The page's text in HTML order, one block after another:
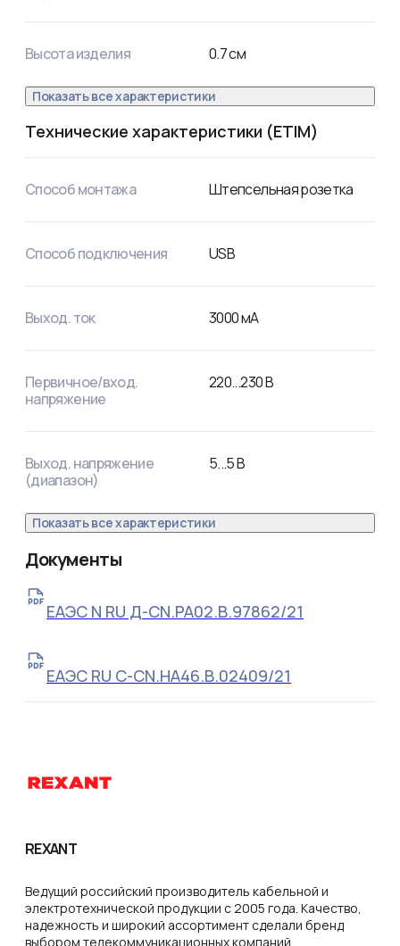
Высота изделия 0.7см
Показать все характеристики
Технические характеристики (ETIM)
Способ монтажа Штепсельная розетка
Способ подключения USB
Выход. ток 3000мА
Первичное/вход.
напряжение
220...230В
Выход. напряжение
(диапазон)
5...5В
Показать все характеристики
Документы
ЕАЭС N RU Д-CN.РА02.В.97862/21
ЕАЭС RU С-CN.НА46.В.02409/21
REXANT
Ведущий российский производитель кабельной и
электротехнической продукции с 2005 года. Качество,
надежность и широкий ассортимент сделали бренд
выбором телекоммуникационных компаний,